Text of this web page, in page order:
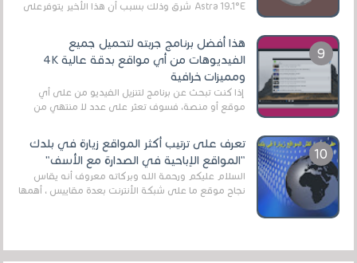
Astra 19.1°E شرق وذلك بسبب أن هذا الأخير يتوفرعلى
هذا أفضل برنامج جربته لتحميل جميع
الفيديوهات من أي مواقع بدقة عالية 4K
ومميزات خرافية
إذا كنت تبحث عن برنامج لتنزيل الفيديو من على أي
موقع أو منصة، فسوف تعثر على عدد لا منتهي من
تعرف على ترتيب أكثر المواقع زيارة في بلدك
"المواقع الإباحية في الصدارة مع الأسف"
السلام عليكم ورحمة الله وبركاته معروف أنه يقاس
نجاح موقع ما على شبكة الأنترنت بعدة مقاييس ، أهمها